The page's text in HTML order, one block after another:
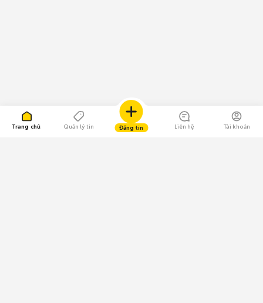
Trang chủ Quản lý tin Đăng tin Liên hệ Tài khoản